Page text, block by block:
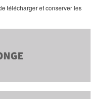
télécharger et conserver les